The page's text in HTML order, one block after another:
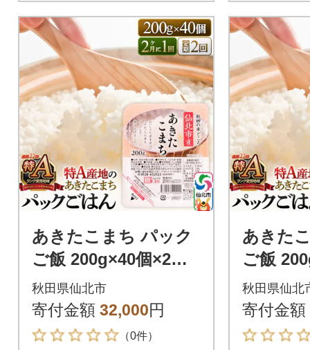
あきたこまち パック
ご飯 200g×40個×2回
秋田県産 隔月発送|02
_jpr-010802b
秋田県仙北市
寄付金額 32,000円
（0件）
あきた
ご飯
秋田県
2_jpr-
秋田県仙北
寄付金額